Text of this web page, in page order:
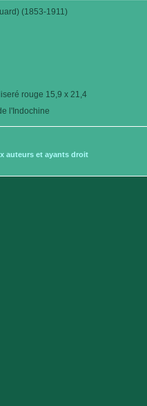
(1853-1911)
rouge 15,9 x 21,4
l'Indochine
auteurs et ayants droit